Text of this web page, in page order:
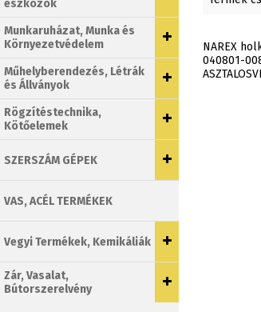
eszközök
Munkaruházat, Munka és
Környezetvédelem
Műhelyberendezés, Létrák
és Állványok
Rögzítéstechnika,
Kötőelemek
SZERSZÁM GÉPEK
VAS, ACÉL TERMÉKEK
Vegyi Termékek, Kemikáliák
Zár, Vasalat,
Bútorszerelvény
NAREX
040801-